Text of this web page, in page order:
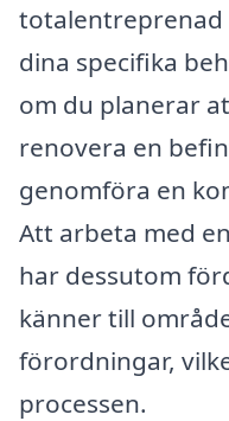
totalentreprenad
dina specifika
om du planerar
renovera en
genomföra en
Att arbeta med
har dessutom
känner till
förordningar,
processen.